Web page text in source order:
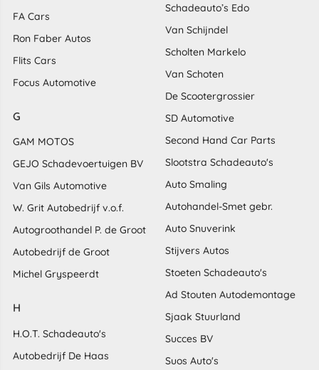
FA Cars
Ron Faber Autos
Flits Cars
Focus Automotive
G
GAM MOTOS
GEJO Schadevoertuigen BV
Van Gils Automotive
W. Grit Autobedrijf v.o.f.
Autogroothandel P. de Groot
Autobedrijf de Groot
Michel Gryspeerdt
H
H.O.T. Schadeauto's
Autobedrijf De Haas
Schadeauto’s Edo
Van Schijndel
Scholten Markelo
Van Schoten
De Scootergrossier
SD Automotive
Second Hand Car Parts
Slootstra Schadeauto's
Auto Smaling
Autohandel-Smet gebr.
Auto Snuverink
Stijvers Autos
Stoeten Schadeauto's
Ad Stouten Autodemontage
Sjaak Stuurland
Succes BV
Suos Auto's